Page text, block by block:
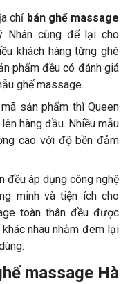
chỉ bán ghế massage
Nhân cũng để lại cho
khách hàng từng ghé
phẩm đều có đánh giá
ghế massage.
sản phẩm thì Queen
hàng đầu. Nhiều mẫu
cao với độ bền đảm
đều áp dụng công nghệ
minh và tiện ích cho
toàn thân đều được
nhau nhằm đem lại
massage Hà